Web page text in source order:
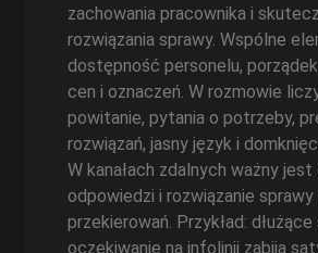
zachowania pracownika i
rozwiązania sprawy. Wspólne
dostępność personelu,
cen i oznaczeń. W rozmowie
powitanie, pytania o potrzeby,
rozwiązań, jasny język i
W kanałach zdalnych ważny jest
odpowiedzi i rozwiązanie sprawy
przekierowań. Przykład: dłużące
oczekiwanie na infolinii zabija